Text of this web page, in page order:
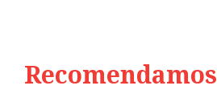
Recomendamos